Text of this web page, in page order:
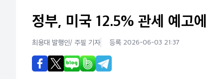
정부, 미국 12.5% 관세 예고
최용대 발행인/ 주필 기자 등록 2026-06-03 21:37